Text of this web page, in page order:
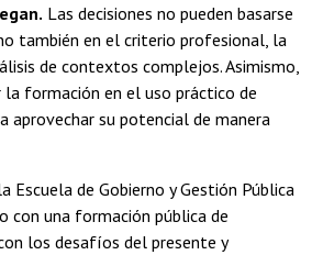
Las decisiones no pueden basarse
también en el criterio profesional, la
de contextos complejos. Asimismo,
formación en el uso práctico de
aprovechar su potencial de manera
Escuela de Gobierno y Gestión Pública
con una formación pública de
los desafíos del presente y